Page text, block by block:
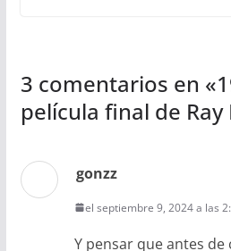
3 comentarios en «
película final de Ray
gonzz
el septiembre 9, 2024 a las
Y pensar que antes